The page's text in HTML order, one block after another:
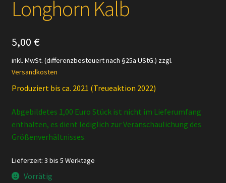
Longhorn Kalb
5,00 €
inkl. MwSt. (differenzbesteuert nach §25a UStG.) zzgl.
Versandkosten
Produziert bis ca. 2021 (Treueaktion 2022)
Abgebildetes 1,00 Euro Stück ist nicht im Lieferumfang
enthalten, es dient lediglich zur Veranschaulichung des
Größenverhältnisses.
Lieferzeit: 3 bis 5 Werktage
Vorrätig